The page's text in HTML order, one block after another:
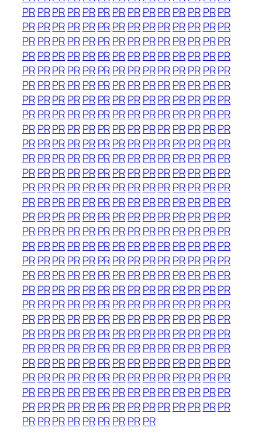
PRPRPRPRPR PRPRPRPRPRPRPR PRPR
PRPRPRPRPR PRPRPRPRPRPRPR PRPR
PRPRPRPRPR PRPRPRPRPRPRPR PRPR
PRPRPRPRPR PRPRPRPRPRPRPR PRPR
PRPRPRPRPR PRPRPRPRPRPRPR PRPR
PRPRPRPRPR PRPRPRPRPRPRPR PRPR
PRPRPRPRPR PRPRPRPRPRPRPR PRPR
PRPRPRPRPR PRPRPRPRPRPRPR PRPR
PRPRPRPRPR PRPRPRPRPRPRPR PRPR
PRPRPRPRPR PRPRPRPRPRPRPR PRPR
PRPRPRPRPR PRPRPRPRPRPRPR PRPR
PRPRPRPRPR PRPRPRPRPRPRPR PRPR
PRPRPRPRPR PRPRPRPRPRPRPR PRPR
PRPRPRPRPR PRPRPRPRPRPRPR PRPR
PRPRPRPRPR PRPRPRPRPRPRPR PRPR
PRPRPRPRPR PRPRPRPRPRPRPR PRPR
PRPRPRPRPR PRPRPRPRPRPRPR PRPR
PRPRPRPRPR PRPRPRPRPRPRPR PRPR
PRPRPRPRPR PRPRPRPRPRPRPR PRPR
PRPRPRPRPR PRPRPRPRPRPRPR PRPR
PRPRPRPRPR PRPRPRPRPRPRPR PRPR
PRPRPRPRPR PRPRPRPRPRPRPR PRPR
PRPRPRPRPR PRPRPRPRPRPRPR PRPR
PRPRPRPRPR PRPRPRPRPRPRPR PRPR
PRPRPRPRPR PRPRPRPRPRPRPR PRPR
PRPRPRPRPR PRPRPRPRPRPRPR PRPR
PRPRPRPRPR PRPRPRPRPRPRPR PRPR
PRPRPRPRPR PRPRPRPRPRPRPR PRPR
PRPRPRPRPR PRPRPRPR